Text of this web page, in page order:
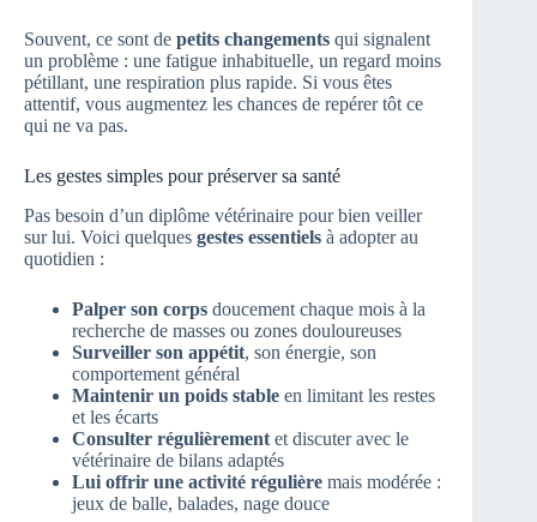
Souvent, ce sont de petits changements qui signalent
un problème : une fatigue inhabituelle, un regard moins
pétillant, une respiration plus rapide. Si vous êtes
attentif, vous augmentez les chances de repérer tôt ce
qui ne va pas.
Les gestes simples pour préserver sa santé
Pas besoin d’un diplôme vétérinaire pour bien veiller
sur lui. Voici quelques gestes essentiels à adopter au
quotidien :
Palper son corps doucement chaque mois à la
recherche de masses ou zones douloureuses
Surveiller son appétit, son énergie, son
comportement général
Maintenir un poids stable en limitant les restes
et les écarts
Consulter régulièrement et discuter avec le
vétérinaire de bilans adaptés
Lui offrir une activité régulière mais modérée :
jeux de balle, balades, nage douce